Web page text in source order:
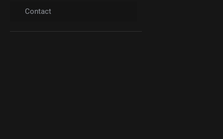
Contact